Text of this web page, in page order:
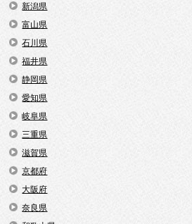
新潟県
富山県
石川県
福井県
静岡県
愛知県
岐阜県
三重県
滋賀県
京都府
大阪府
奈良県